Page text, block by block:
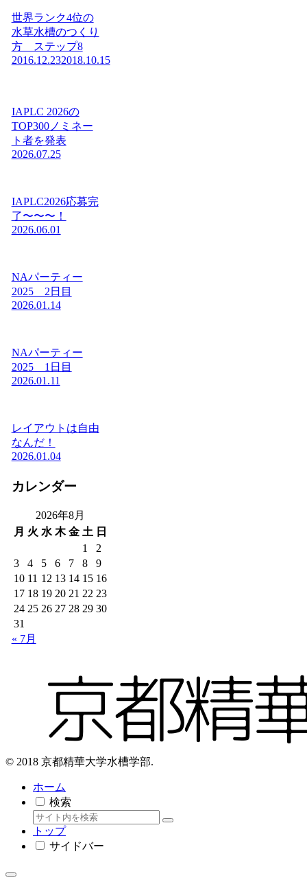
世界ランク4位の
水草水槽のつくり
方 ステップ8
2016.12.232018.10.15
IAPLC 2026の
TOP300ノミネー
ト者を発表
2026.07.25
IAPLC2026応募完
了〜〜〜！
2026.06.01
NAパーティー
2025 2日目
2026.01.14
NAパーティー
2025 1日目
2026.01.11
レイアウトは自由
なんだ！
2026.01.04
カレンダー
2026年8月
月 火 水 木 金 土 日
1
2
3
4 5 6 7 8
9
10 11 12 13 14 15 16
17 18 19 20 21 22 23
24 25 26 27 28 29 30
31
« 7月
© 2018 京都精華大学水槽学部.
ホーム
検索
トップ
サイドバー